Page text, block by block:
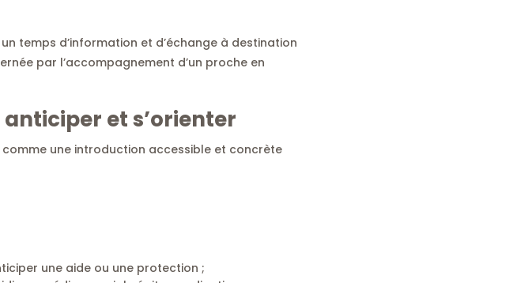
un temps d’information et d’échange à destination
par l’accompagnement d’un proche en
et s’orienter
comme une introduction accessible et concrète
une aide ou une protection ;